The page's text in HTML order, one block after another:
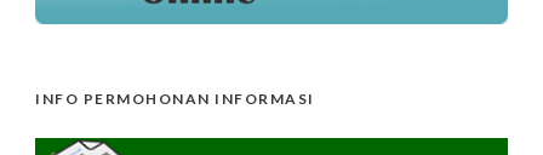
INFO PERMOHONAN INFORMASI